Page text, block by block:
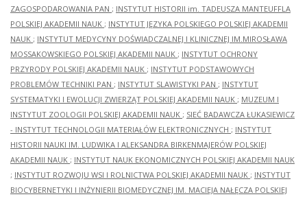
ZAGOSPODAROWANIA PAN ; INSTYTUT HISTORII im. TADEUSZA MANTEUFFLA
POLSKIEJ AKADEMII NAUK ; INSTYTUT JĘZYKA POLSKIEGO POLSKIEJ AKADEMII
NAUK ; INSTYTUT MEDYCYNY DOŚWIADCZALNEJ I KLINICZNEJ IM.MIROSŁAWA
MOSSAKOWSKIEGO POLSKIEJ AKADEMII NAUK ; INSTYTUT OCHRONY
PRZYRODY POLSKIEJ AKADEMII NAUK ; INSTYTUT PODSTAWOWYCH
PROBLEMÓW TECHNIKI PAN ; INSTYTUT SLAWISTYKI PAN ; INSTYTUT
SYSTEMATYKI I EWOLUCJI ZWIERZĄT POLSKIEJ AKADEMII NAUK ; MUZEUM I
INSTYTUT ZOOLOGII POLSKIEJ AKADEMII NAUK ; SIEĆ BADAWCZA ŁUKASIEWICZ
- INSTYTUT TECHNOLOGII MATERIAŁÓW ELEKTRONICZNYCH ; INSTYTUT
HISTORII NAUKI IM. LUDWIKA I ALEKSANDRA BIRKENMAJERÓW POLSKIEJ
AKADEMII NAUK ; INSTYTUT NAUK EKONOMICZNYCH POLSKIEJ AKADEMII NAUK
; INSTYTUT ROZWOJU WSI I ROLNICTWA POLSKIEJ AKADEMII NAUK ; INSTYTUT
BIOCYBERNETYKI I INŻYNIERII BIOMEDYCZNEJ IM. MACIEJA NAŁĘCZA POLSKIEJ